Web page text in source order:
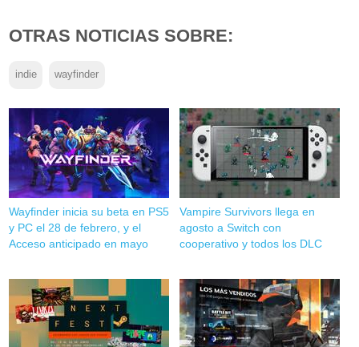
OTRAS NOTICIAS SOBRE:
indie wayfinder
Wayfinder inicia su beta en PS5
y PC el 28 de febrero, y el
Acceso anticipado en mayo
Vampire Survivors llega en
agosto a Switch con
cooperativo y todos los DLC